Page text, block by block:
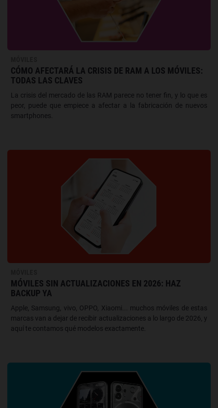
CÓMO AFECTARÁ LA CRISIS DE RAM A LOS MÓVILES:
TODAS LAS CLAVES
La crisis del mercado de las RAM parece no tener fin, y lo que es
peor, puede que empiece a afectar a la fabricación de nuevos
smartphones.
MÓVILES SIN ACTUALIZACIONES EN 2026: HAZ
BACKUP YA
Apple, Samsung, vivo, OPPO, Xiaomi... muchos móviles de estas
marcas van a dejar de recibir actualizaciones a lo largo de 2026, y
aquí te contamos qué modelos exactamente.